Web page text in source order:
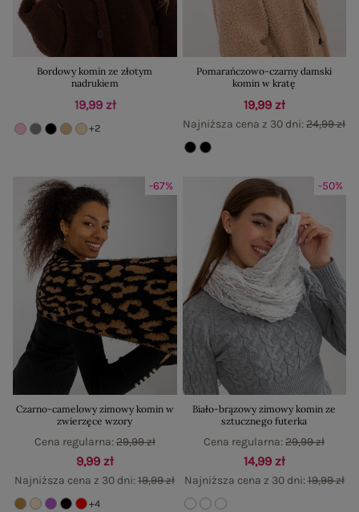
Bordowy komin ze złotym
nadrukiem
19,99 zł
+2
Pomarańczowo-czarny damski
komin w kratę
19,99 zł
Najniższa cena z 30 dni:24,99 zł
-67%
Czarno-camelowy zimowy komin w
zwierzęce wzory
9,99 zł
Najniższa cena z 30 dni:19,99 zł
Cena regularna:29,99 zł
+4
-50%
Biało-brązowy zimowy komin ze
sztucznego futerka
14,99 zł
Najniższa cena z 30 dni:19,99 zł
Cena regularna:29,99 zł